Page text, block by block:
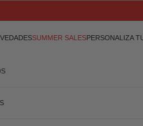
SUMMER SALESPERSONALIZA